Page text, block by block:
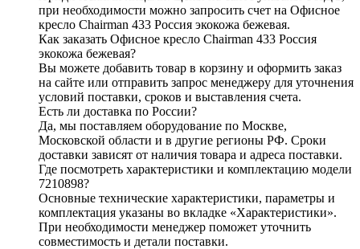
при необходимости можно запросить счет на Офисное
кресло Chairman 433 Россия экокожа бежевая.
Как заказать Офисное кресло Chairman 433 Россия
экокожа бежевая?
Вы можете добавить товар в корзину и оформить заказ
на сайте или отправить запрос менеджеру для уточнения
условий поставки, сроков и выставления счета.
Есть ли доставка по России?
Да, мы поставляем оборудование по Москве,
Московской области и в другие регионы РФ. Сроки
доставки зависят от наличия товара и адреса поставки.
Где посмотреть характеристики и комплектацию модели
7210898?
Основные технические характеристики, параметры и
комплектация указаны во вкладке «Характеристики».
При необходимости менеджер поможет уточнить
совместимость и детали поставки.